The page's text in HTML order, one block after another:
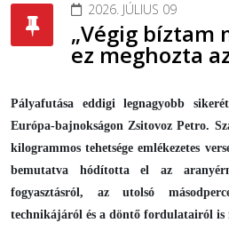
2026. JÚLIUS 09
„Végig bíztam
ez meghozta
Pályafutása eddigi legnagyobb
Európa-bajnokságon Zsitovoz Petro.
kilogrammos tehetsége emlékezetes
bemutatva hódította el az
fogyasztásról, az utolsó
technikájáról és a döntő fordulatairól is